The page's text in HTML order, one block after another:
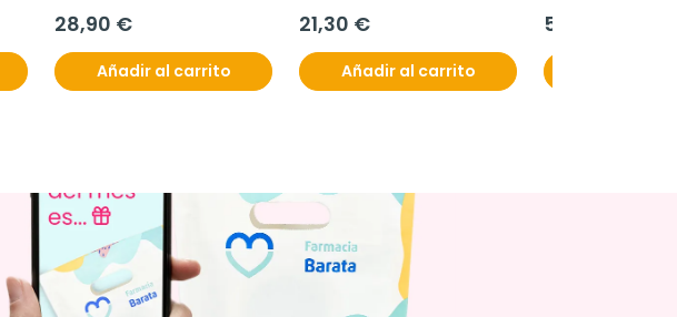
28,90 €
Añadir al carrito
21,30 €
Añadir al carrito
57,30 €